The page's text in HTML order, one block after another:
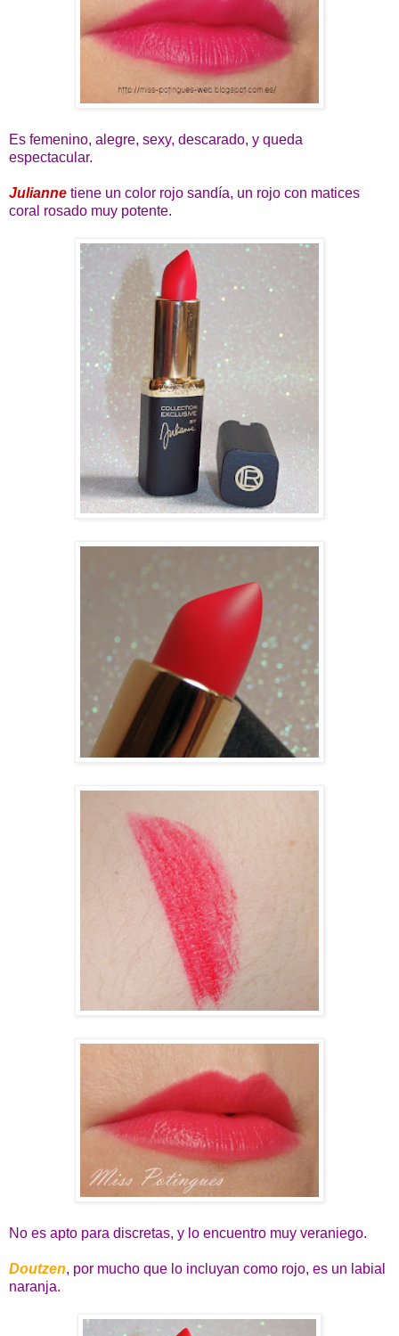
Es femenino, alegre, sexy, descarado, y queda
espectacular.
Julianne tiene un color rojo sandía, un rojo con matices
coral rosado muy potente.
No es apto para discretas, y lo encuentro muy veraniego.
Doutzen, por mucho que lo incluyan como rojo, es un labial
naranja.